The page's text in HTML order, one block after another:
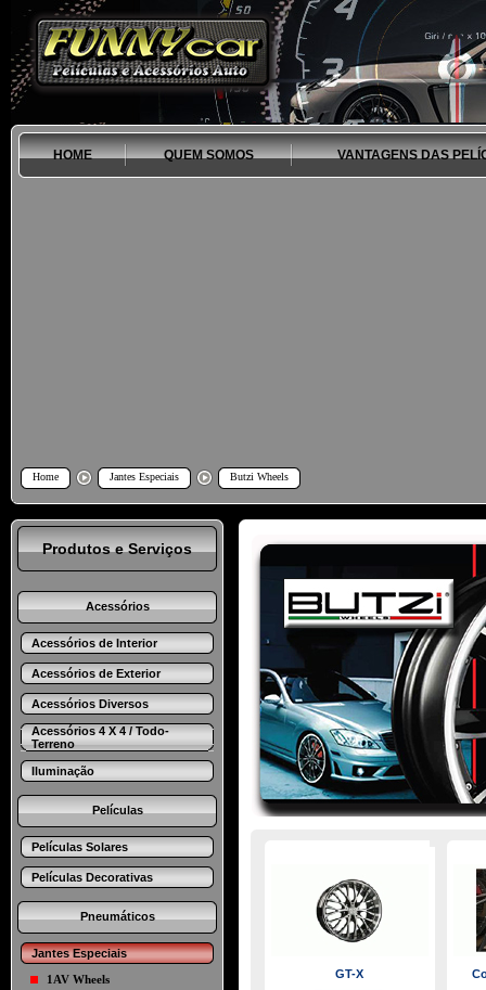
HOME QUEM SOMOS VANTAGENS DAS
Home Jantes Especiais Butzi Wheels
Produtos e Serviços
Acessórios
Acessórios de Interior
Acessórios de Exterior
Acessórios Diversos
Acessórios 4 X 4 / Todo-
Terreno
Iluminação
Películas
Películas Solares
Películas Decorativas
Pneumáticos
Jantes Especiais
1AV Wheels
GT-X